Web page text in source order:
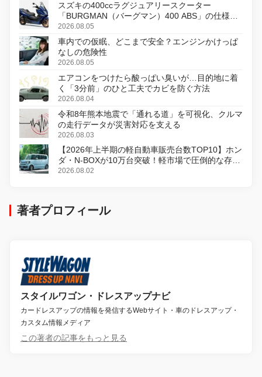
スズキの400ccラグジュアリースクーター
「BURGMAN（バーグマン）400 ABS」の仕様を
変更し、8月18日に発売
2026.08.05
車内での仮眠、どこまで安全？エンジンかけっぱ
なしの危険性
2026.08.05
エアコンをつけたら酸っぱい臭いが…目的地に着
く「3分前」のひと工夫でカビを防ぐ方法
2026.08.04
令和8年熊本地震で「通れる道」を可視化、クルマ
の走行データが災害対応を支える
2026.08.03
【2026年上半期の軽自動車販売台数TOP10】ホン
ダ・N-BOXが10万台突破！軽市場で圧倒的な存在
感
2026.08.02
著者プロフィール
スタイルワゴン・ドレスアップナビ
カードレスアップの情報を発信するWebサイト・車のドレスアップ・
カスタム情報メディア
この著者の記事をもっと見る